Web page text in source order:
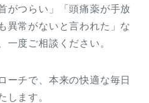
がつらい」「頭痛薬が手放
異常がないと言われた」な
一度ご相談ください。
ーチで、本来の快適な毎日
します。